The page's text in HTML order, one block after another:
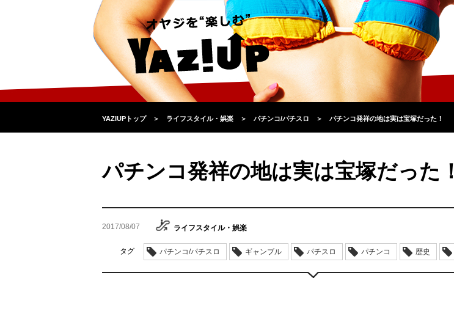
YAZIUPトップ ＞ ライフスタイル・娯楽 ＞ パチンコ/パチスロ ＞ パチンコ発祥の地は実は宝塚だった！
パチンコ発祥の地は実は宝塚だった！
2017/08/07 ライフスタイル・娯楽
タグ パチンコ/パチスロ ギャンブル パチスロ パチンコ 歴史